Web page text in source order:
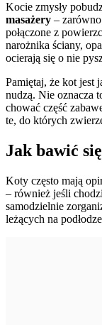
Kocie zmysły
masażery –
połączone z
narożnika ściany,
ocierają się o nie
Pamiętaj, że kot jest
nudzą. Nie oznacza
chować część
te, do których
Jak bawić
Koty często mają
– również jeśli
samodzielnie
leżących na